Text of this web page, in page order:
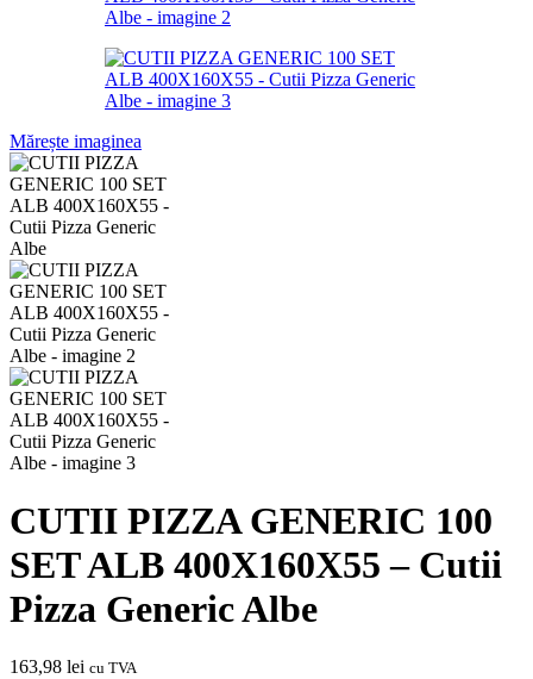
Mărește imaginea
CUTII PIZZA GENERIC 100
SET ALB 400X160X55 – Cutii
Pizza Generic Albe
163,98 lei cu TVA